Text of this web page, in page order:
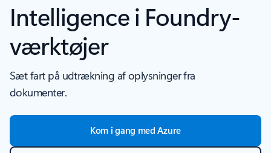
Intelligence i Foundry-
værktøjer
Sæt fart på udtrækning af oplysninger fra
dokumenter.
Kom i gang med Azure